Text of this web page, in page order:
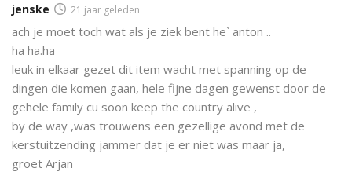
jenske 21 jaar geleden
ach je moet toch wat als je ziek bent he` anton ..
ha ha.ha
leuk in elkaar gezet dit item wacht met spanning op de
dingen die komen gaan, hele fijne dagen gewenst door de
gehele family cu soon keep the country alive ,
by de way ,was trouwens een gezellige avond met de
kerstuitzending jammer dat je er niet was maar ja,
groet Arjan